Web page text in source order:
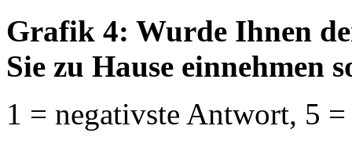
Grafik 4: Wurde Ihnen
Sie zu Hause einnehmen
1 = negativste Antwort, 5